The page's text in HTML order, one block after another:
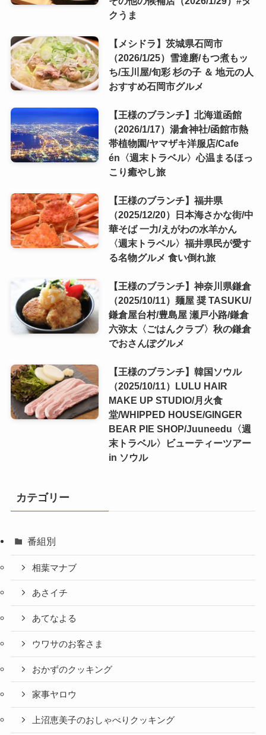
クうま
【メシドラ】茨城県石岡市
（2026/1/25）雪達磨/もつ煮もッ
ち/玉川屋/旬彩 杉の子 ＆ 地元の人
おすすめ石岡市グルメ
【王様のブランチ】北海道函館
（2026/1/17）湯倉神社/函館市熱
帯植物園/ヤマザキ洋服店/Cafe
én〈週末トラベル〉心温まるほっ
こり癒やし旅
【王様のブランチ】福井県
（2025/12/20）日本海さかな街/中
華そば 一力/えがわの水羊かん
〈週末トラベル〉福井県民が愛す
る名物グルメ 食い倒れ旅
【王様のブランチ】神奈川県鎌倉
（2025/10/11）麺屋 奨 TASUKU/
鎌倉屋台村/豊島屋 瀬戸小路/鎌倉
六弥太〈ごはんクラブ〉秋の鎌倉
でおさんぽグルメ
【王様のブランチ】韓国ソウル
（2025/10/11）LULU HAIR
MAKE UP STUDIO/月火食
堂/WHIPPED HOUSE/GINGER
BEAR PIE SHOP/Juuneedu〈週
末トラベル〉ビューティーツアー
in ソウル
カテゴリー
番組別
相葉マナブ
あさイチ
あてなよる
ウワサのお客さま
おかずのクッキング
家事ヤロウ
上沼恵美子のおしゃべりクッキング